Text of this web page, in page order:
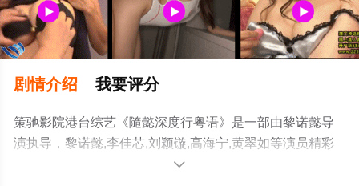
剧情介绍 我要评分
策驰影院港台综艺《隨懿深度行粤语》是一部由黎诺懿导
演执导，黎诺懿,李佳芯,刘颖镟,高海宁,黄翠如等演员精彩
演绎的香港综艺，大结局剧情已揭晓（已完结），手机免
